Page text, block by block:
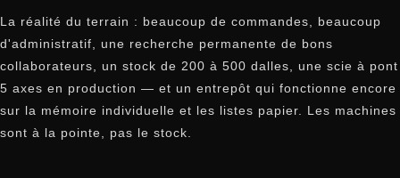
La réalité du terrain : beaucoup de commandes, beaucoup
d'administratif, une recherche permanente de bons
collaborateurs, un stock de 200 à 500 dalles, une scie à pont
5 axes en production — et un entrepôt qui fonctionne encore
sur la mémoire individuelle et les listes papier. Les machines
sont à la pointe, pas le stock.